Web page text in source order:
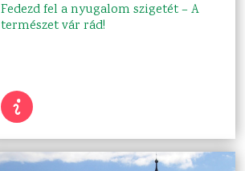
Fedezd fel a nyugalom szigetét – A
természet vár rád!